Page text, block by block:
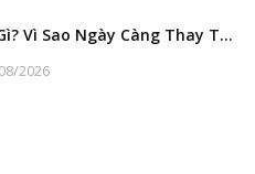
SPC Giả Gỗ Là Gì? Vì Sao Ngày Càng Thay Thế Sàn Gỗ Tự Nhiên?
2026